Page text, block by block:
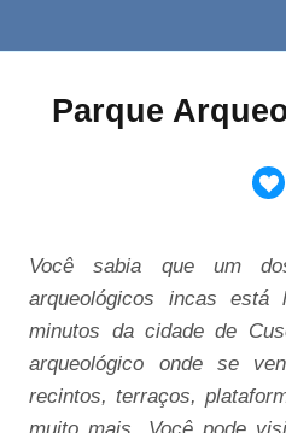
Parque
Você sabia que um
arqueológicos incas está
minutos da cidade de
arqueológico onde se
recintos, terraços,